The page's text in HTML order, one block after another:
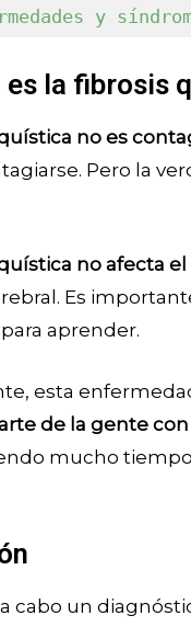
y
es la fibrosis
no es
Pero la
no afecta
Es
aprender.
esta
de la gente
mucho
a cabo un